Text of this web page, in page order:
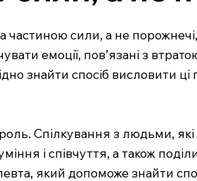
сили, а не
емоції, пов’язані з
знайти спосіб висловити
Спілкування з людьми,
і співчуття, а також
який допоможе знайти